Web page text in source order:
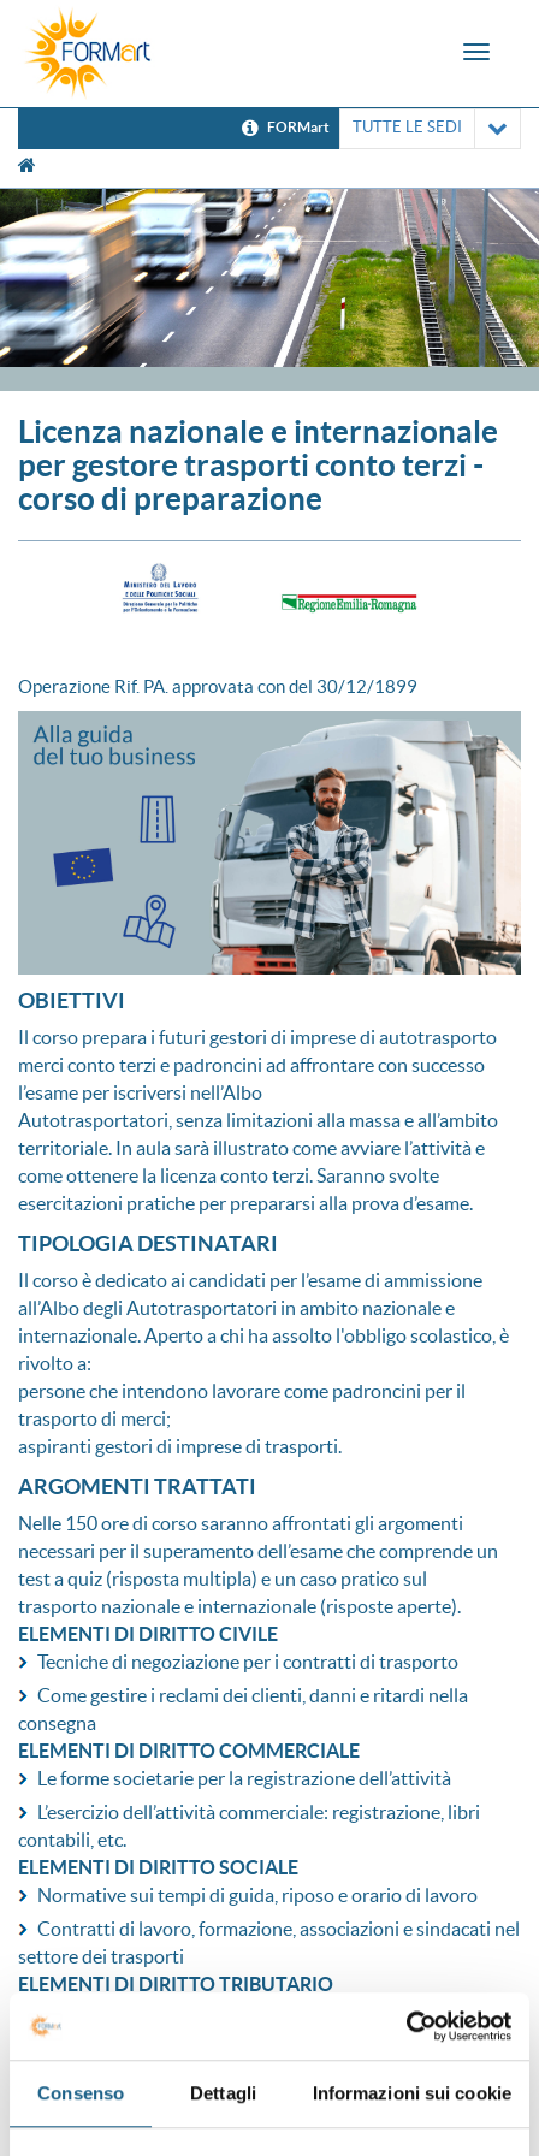
Consenso Dettagli Informazioni sui cookie
Toggle
FORMart TUTTE LE SEDI
Licenza nazionale e internazionale
per gestore trasporti conto terzi -
corso di preparazione
Operazione Rif. PA. approvata con del 30/12/1899
OBIETTIVI
Il corso prepara i futuri gestori di imprese di autotrasporto
merci conto terzi e padroncini ad affrontare con successo
l’esame per iscriversi nell’Albo
Autotrasportatori, senza limitazioni alla massa e all’ambito
territoriale. In aula sarà illustrato come avviare l’attività e
come ottenere la licenza conto terzi. Saranno svolte
esercitazioni pratiche per prepararsi alla prova d’esame.
TIPOLOGIA DESTINATARI
Il corso è dedicato ai candidati per l’esame di ammissione
all’Albo degli Autotrasportatori in ambito nazionale e
internazionale. Aperto a chi ha assolto l'obbligo scolastico, è
rivolto a:
persone che intendono lavorare come padroncini per il
trasporto di merci;
aspiranti gestori di imprese di trasporti.
ARGOMENTI TRATTATI
Nelle 150 ore di corso saranno affrontati gli argomenti
necessari per il superamento dell’esame che comprende un
test a quiz (risposta multipla) e un caso pratico sul
trasporto nazionale e internazionale (risposte aperte).
ELEMENTI DI DIRITTO CIVILE
Tecniche di negoziazione per i contratti di trasporto
Come gestire i reclami dei clienti, danni e ritardi nella
consegna
ELEMENTI DI DIRITTO COMMERCIALE
Le forme societarie per la registrazione dell’attività
L’esercizio dell’attività commerciale: registrazione, libri
contabili, etc.
ELEMENTI DI DIRITTO SOCIALE
Normative sui tempi di guida, riposo e orario di lavoro
Contratti di lavoro, formazione, associazioni e sindacati nel
settore dei trasporti
ELEMENTI DI DIRITTO TRIBUTARIO
Gestione dell’iva per i servizi di trasporto e delle imposte
sui redditi
pedaggi autostradali
GESTIONE COMMERCIALE E FINANZIARIA